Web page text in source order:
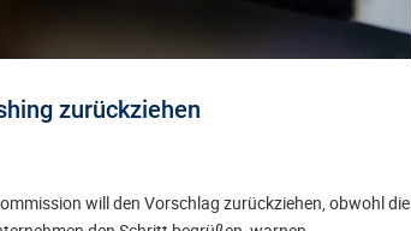
zurückziehen
will den Vorschlag zurückziehen, obwohl die